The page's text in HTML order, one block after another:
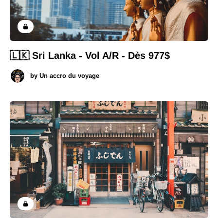
🇱🇰 Sri Lanka - Vol A/R - Dès 977$
by Un accro du voyage